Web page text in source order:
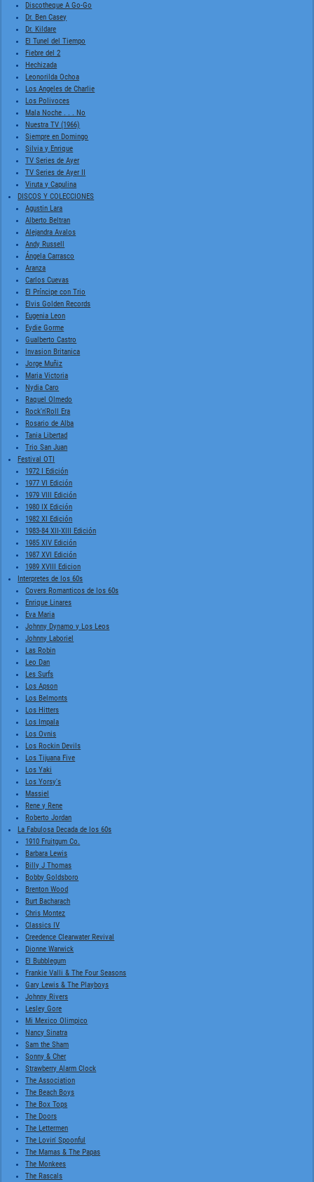
Discotheque A Go-Go
Dr. Ben Casey
Dr. Kildare
El Tunel del Tiempo
Fiebre del 2
Hechizada
Leonorilda Ochoa
Los Angeles de Charlie
Los Polivoces
Mala Noche . . . No
Nuestra TV (1966)
Siempre en Domingo
Silvia y Enrique
TV Series de Ayer
TV Series de Ayer II
Viruta y Capulina
DISCOS Y COLECCIONES
Agustin Lara
Alberto Beltran
Alejandra Avalos
Andy Russell
Ángela Carrasco
Aranza
Carlos Cuevas
El Príncipe con Trio
Elvis Golden Records
Eugenia Leon
Eydie Gorme
Gualberto Castro
Invasion Britanica
Jorge Muñiz
Maria Victoria
Nydia Caro
Raquel Olmedo
Rock'n'Roll Era
Rosario de Alba
Tania Libertad
Trio San Juan
Festival OTI
1972 I Edición
1977 VI Edición
1979 VIII Edición
1980 IX Edición
1982 XI Edición
1983-84 XII-XIII Edición
1985 XIV Edición
1987 XVI Edición
1989 XVIII Edicion
Interpretes de los 60s
Covers Romanticos de los 60s
Enrique Linares
Eva Maria
Johnny Dynamo y Los Leos
Johnny Laboriel
Las Robin
Leo Dan
Les Surfs
Los Apson
Los Belmonts
Los Hitters
Los Impala
Los Ovnis
Los Rockin Devils
Los Tijuana Five
Los Yaki
Los Yorsy's
Massiel
Rene y Rene
Roberto Jordan
La Fabulosa Decada de los 60s
1910 Fruitgum Co.
Barbara Lewis
Billy J Thomas
Bobby Goldsboro
Brenton Wood
Burt Bacharach
Chris Montez
Classics IV
Creedence Clearwater Revival
Dionne Warwick
El Bubblegum
Frankie Valli & The Four Seasons
Gary Lewis & The Playboys
Johnny Rivers
Lesley Gore
Mi Mexico Olimpico
Nancy Sinatra
Sam the Sham
Sonny & Cher
Strawberry Alarm Clock
The Association
The Beach Boys
The Box Tops
The Doors
The Lettermen
The Lovin' Spoonful
The Mamas & The Papas
The Monkees
The Rascals